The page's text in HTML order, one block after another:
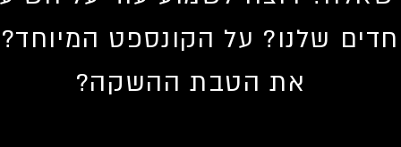
שלנו? על הקונספט
את הטבת ההשקה?